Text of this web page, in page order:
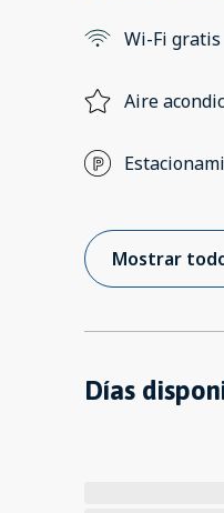
Wi-Fi gratis
Aire
Mostrar
Días